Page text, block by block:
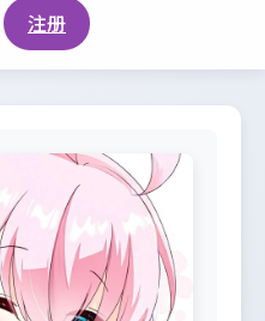
注册